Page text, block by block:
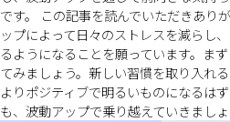
です。 この記事を読んでいただきあり
ップによって日々のストレスを減らし
るようになることを願っています。ま
てみましょう。新しい習慣を取り入れ
よりポジティブで明るいものになるは
も、波動アップで乗り越えていきましょ